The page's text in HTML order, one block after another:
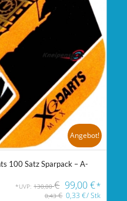
100 Satz Sparpack – A-
*UVP: 130,00€ 99,00€*
Angebot!
0,43€ 0,33€/Stk